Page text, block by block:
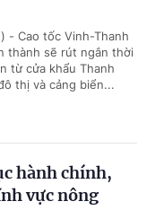
- Cao tốc Vinh-Thanh
thành sẽ rút ngắn thời
từ cửa khẩu Thanh
thị và cảng biển...
hành chính,
vực nông